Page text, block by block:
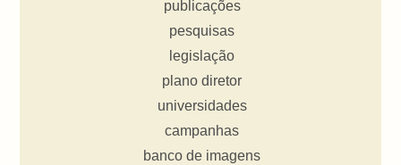
publicações
pesquisas
legislação
plano diretor
universidades
campanhas
banco de imagens